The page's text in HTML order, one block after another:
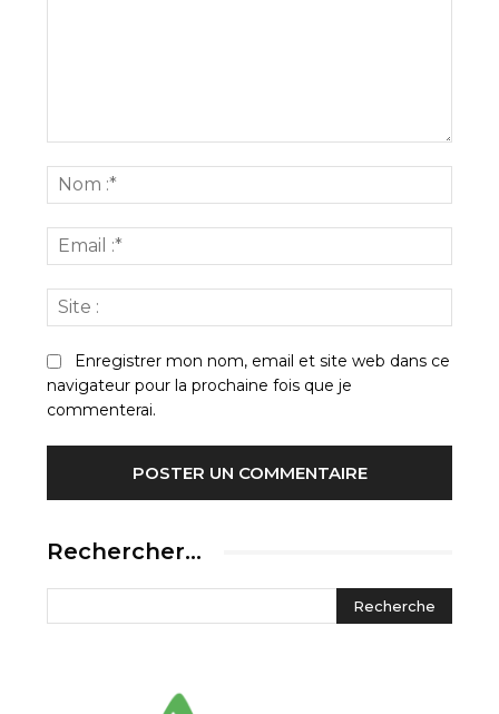
:*
:*
:
Enregistrer mon nom, email et site web dans ce
navigateur pour la prochaine fois que je
commenterai.
Rechercher…